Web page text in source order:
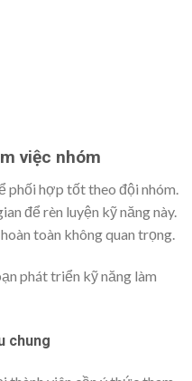
việc nhóm
phối hợp tốt theo đội nhóm.
để rèn luyện kỹ năng này.
toàn không quan trọng.
phát triển kỹ năng làm
chung